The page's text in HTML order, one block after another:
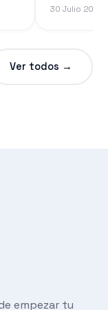
30 Julio 2026
Ver todos →
empezar tu